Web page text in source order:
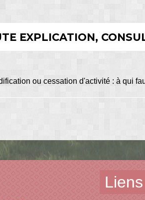
EXPLICATION,
ou cessation d'activité : à qui
Liens